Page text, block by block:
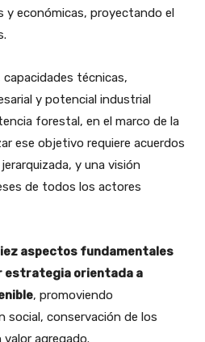
y económicas, proyectando el
técnicas,
y potencial industrial
forestal, en el marco de la
ese objetivo requiere acuerdos
y una visión
de todos los actores
aspectos fundamentales
estrategia orientada a
, promoviendo
social, conservación de los